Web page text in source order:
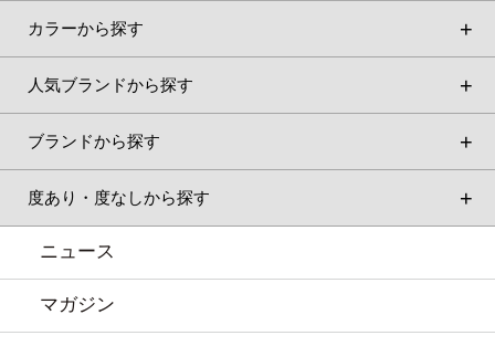
カラーから探す
人気ブランドから探す
ブランドから探す
度あり・度なしから探す
ニュース
マガジン